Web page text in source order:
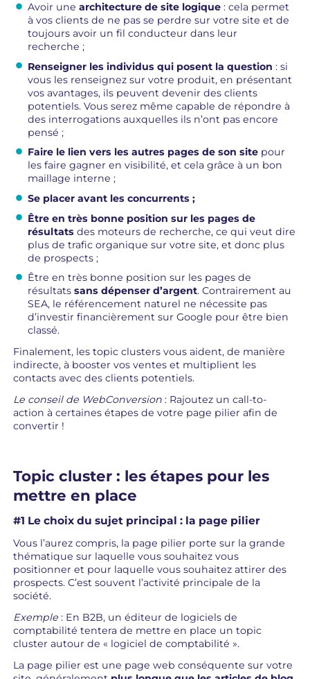
Avoir une architecture de site logique : cela permet
à vos clients de ne pas se perdre sur votre site et de
toujours avoir un fil conducteur dans leur
recherche ;
Renseigner les individus qui posent la question : si
vous les renseignez sur votre produit, en présentant
vos avantages, ils peuvent devenir des clients
potentiels. Vous serez même capable de répondre à
des interrogations auxquelles ils n’ont pas encore
pensé ;
Faire le lien vers les autres pages de son site pour
les faire gagner en visibilité, et cela grâce à un bon
maillage interne ;
Se placer avant les concurrents ;
Être en très bonne position sur les pages de
résultats des moteurs de recherche, ce qui veut dire
plus de trafic organique sur votre site, et donc plus
de prospects ;
Être en très bonne position sur les pages de
résultats sans dépenser d’argent. Contrairement au
SEA, le référencement naturel ne nécessite pas
d’investir financièrement sur Google pour être bien
classé.
Finalement, les topic clusters vous aident, de manière
indirecte, à booster vos ventes et multiplient les
contacts avec des clients potentiels.
Le conseil de WebConversion : Rajoutez un call-to-
action à certaines étapes de votre page pilier afin de
convertir !
Topic cluster : les étapes pour les
mettre en place
#1 Le choix du sujet principal : la page pilier
Vous l’aurez compris, la page pilier porte sur la grande
thématique sur laquelle vous souhaitez vous
positionner et pour laquelle vous souhaitez attirer des
prospects. C’est souvent l’activité principale de la
société.
Exemple : En B2B, un éditeur de logiciels de
comptabilité tentera de mettre en place un topic
cluster autour de « logiciel de comptabilité ».
La page pilier est une page web conséquente sur votre